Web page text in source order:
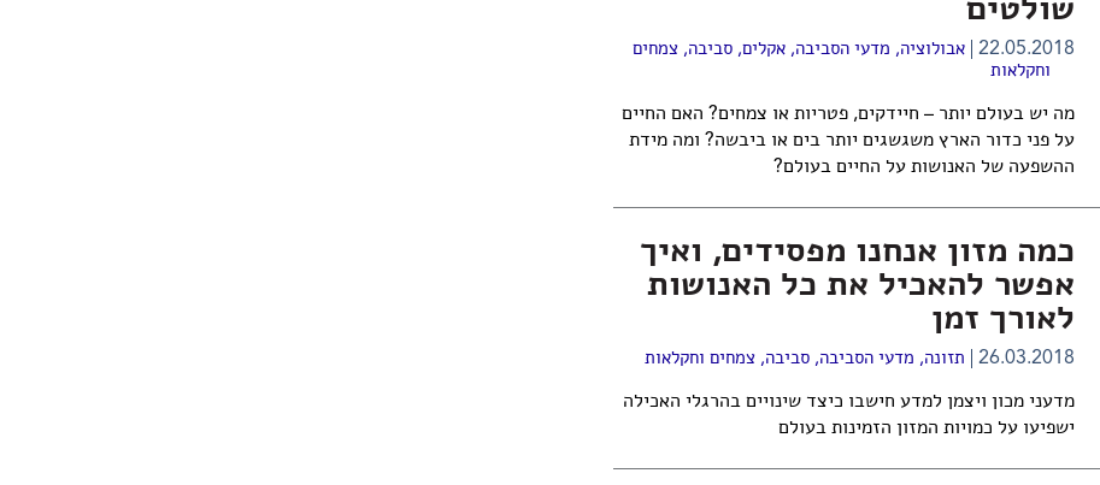
שולטים
22.05.2018 אבולוציה, מדעי הסביבה,אקלים,סביבה,צמחים
וחקלאות
מה יש בעולם יותר – חיידקים, פטריות או צמחים? האם החיים
על פני כדור הארץ משגשגים יותר בים או ביבשה? ומה מידת
ההשפעה של האנושות על החיים בעולם?
כמה מזון אנחנו מפסידים, ואיך
אפשר להאכיל את כל האנושות
לאורך זמן
26.03.2018 תזונה, מדעי הסביבה,סביבה,צמחים וחקלאות
מדעני מכון ויצמן למדע חישבו כיצד שינויים בהרגלי האכילה
ישפיעו על כמויות המזון הזמינות בעולם